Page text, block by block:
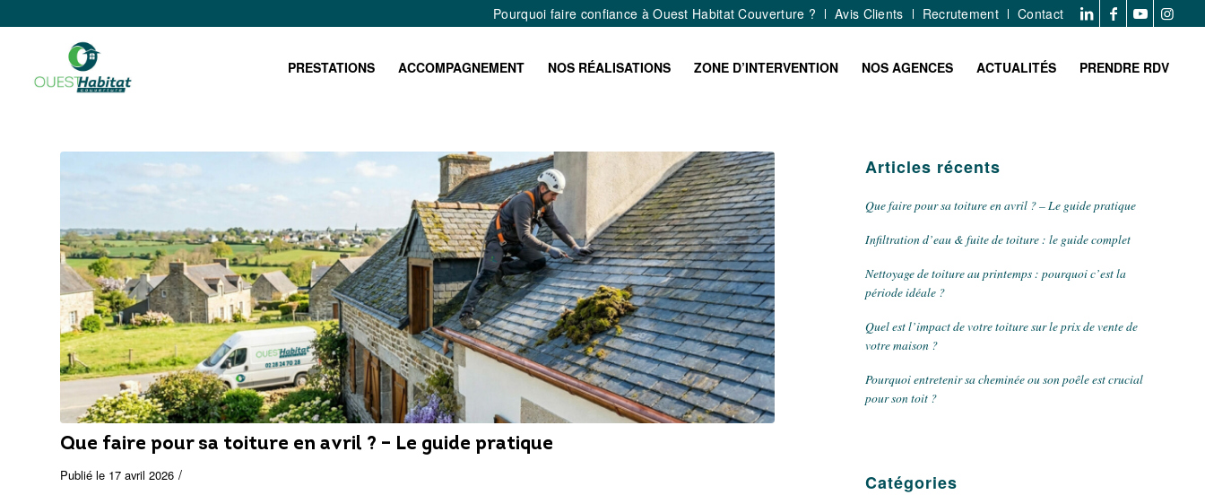
Pourquoi faire confiance à Ouest Habitat Couverture ? Avis Clients Recrutement Contact
PRESTATIONS ACCOMPAGNEMENT NOS RÉALISATIONS ZONE D’INTERVENTION NOS AGENCES ACTUALITÉS PRENDRE RDV
Que faire pour sa toiture en avril ? – Le guide pratique
17 avril 2026 /
Articles récents
Que faire pour sa toiture en avril ? – Le guide pratique
Infiltration d’eau & fuite de toiture : le guide complet
Nettoyage de toiture au printemps : pourquoi c’est la
période idéale ?
Quel est l’impact de votre toiture sur le prix de vente de
votre maison ?
Pourquoi entretenir sa cheminée ou son poêle est crucial
pour son toit ?
Catégories